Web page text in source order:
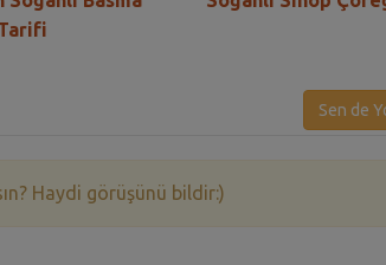
Sen de
Haydi görüşünü bildir:)